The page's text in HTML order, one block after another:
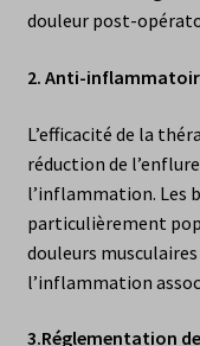
douleur post-
2. Anti-
L’efficacité de la
réduction de
l’inflammation. Les
particulièrement
douleurs
l’inflammation
3.Réglementation